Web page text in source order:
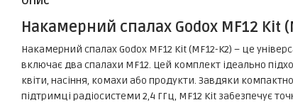
Накамерний спалах Godox MF12 Kit
Накамерний спалах Godox MF12 Kit (MF12-K2) – це
включає два спалахи MF12. Цей комплект ідеально
квіти, насіння, комахи або продукти. Завдяки
підтримці радіосистеми 2,4 ГГц, MF12 Kit забезпечує